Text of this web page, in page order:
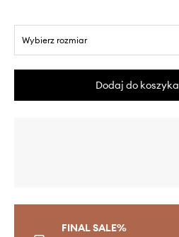
Wybierz rozmiar
Dodaj do koszyka
FINAL SALE%